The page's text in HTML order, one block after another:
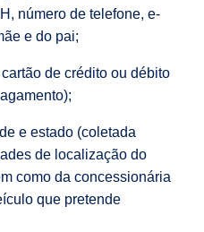
número de telefone, e-
e do pai;
de crédito ou débito
e estado (coletada
de localização do
como da concessionária
que pretende